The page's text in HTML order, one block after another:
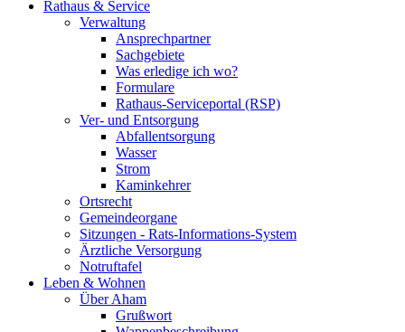
Rathaus & Service
Verwaltung
Ansprechpartner
Sachgebiete
Was erledige ich wo?
Formulare
Rathaus-Serviceportal (RSP)
Ver- und Entsorgung
Abfallentsorgung
Wasser
Strom
Kaminkehrer
Ortsrecht
Gemeindeorgane
Sitzungen - Rats-Informations-System
Ärztliche Versorgung
Notruftafel
Leben & Wohnen
Über Aham
Grußwort